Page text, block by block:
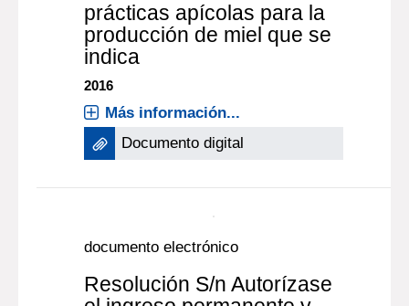
prácticas apícolas para la
producción de miel que se
indica
2016
Más información...
Documento digital